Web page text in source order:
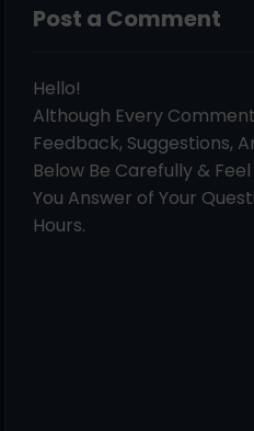
Post a Comment
Hello!
Although Every
Feedback, Suggestions,
Below Be Carefully &
You Answer of Your
Hours.